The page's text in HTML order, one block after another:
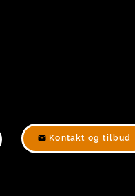
Kontakt og tilbud